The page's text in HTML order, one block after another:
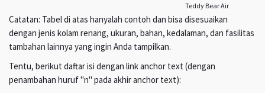
Teddy Bear Air
Catatan: Tabel di atas hanyalah contoh dan bisa disesuaikan
dengan jenis kolam renang, ukuran, bahan, kedalaman, dan fasilitas
tambahan lainnya yang ingin Anda tampilkan.
Tentu, berikut daftar isi dengan link anchor text (dengan
penambahan huruf "n" pada akhir anchor text):